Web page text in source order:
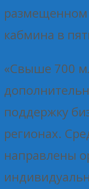
размещенном
кабмина в
«Свыше 700
поддержку
регионах.
направлены